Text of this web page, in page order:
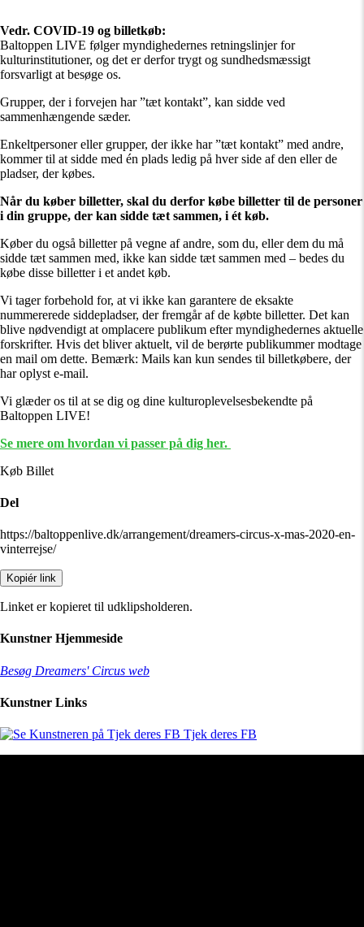
Vedr. COVID-19 og billetkøb:
Baltoppen LIVE følger myndighedernes retningslinjer for
kulturinstitutioner, og det er derfor trygt og sundhedsmæssigt
forsvarligt at besøge os.
Grupper, der i forvejen har ”tæt kontakt”, kan sidde ved
sammenhængende sæder.
Enkeltpersoner eller grupper, der ikke har ”tæt kontakt” med andre,
kommer til at sidde med én plads ledig på hver side af den eller de
pladser, der købes.
Når du køber billetter, skal du derfor købe billetter til de personer
i din gruppe, der kan sidde tæt sammen, i ét køb.
Køber du også billetter på vegne af andre, som du, eller dem du må
sidde tæt sammen med, ikke kan sidde tæt sammen med – bedes du
købe disse billetter i et andet køb.
Vi tager forbehold for, at vi ikke kan garantere de eksakte
nummererede siddepladser, der fremgår af de købte billetter. Det kan
blive nødvendigt at omplacere publikum efter myndighedernes aktuelle
forskrifter. Hvis det bliver aktuelt, vil de berørte publikummer modtage
en mail om dette. Bemærk: Mails kan kun sendes til billetkøbere, der
har oplyst e-mail.
Vi glæder os til at se dig og dine kulturoplevelsesbekendte på
Baltoppen LIVE!
Se mere om hvordan vi passer på dig her.
Køb Billet
Del
https://baltoppenlive.dk/arrangement/dreamers-circus-x-mas-2020-en-
vinterrejse/
Kopiér link
Linket er kopieret til udklipsholderen.
Kunstner Hjemmeside
Besøg Dreamers' Circus web
Kunstner Links
Tjek deres FB